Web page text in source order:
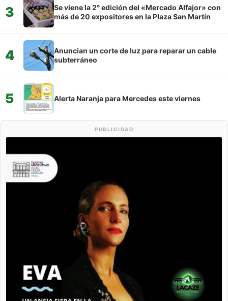
3
Se viene la 2° edición del «Mercado Alfajor» con
más de 20 expositores en la Plaza San Martín
4
Anuncian un corte de luz para reparar un cable
subterráneo
5 Alerta Naranja para Mercedes este viernes
PUBLICIDAD